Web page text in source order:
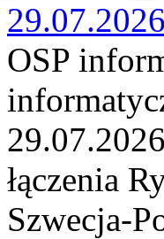
29.07.2026
OSP
łączenia
Szwecja-